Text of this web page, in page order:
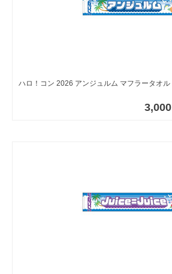
ハロ！コン 2026 アンジュルム マフラータオル
3,000